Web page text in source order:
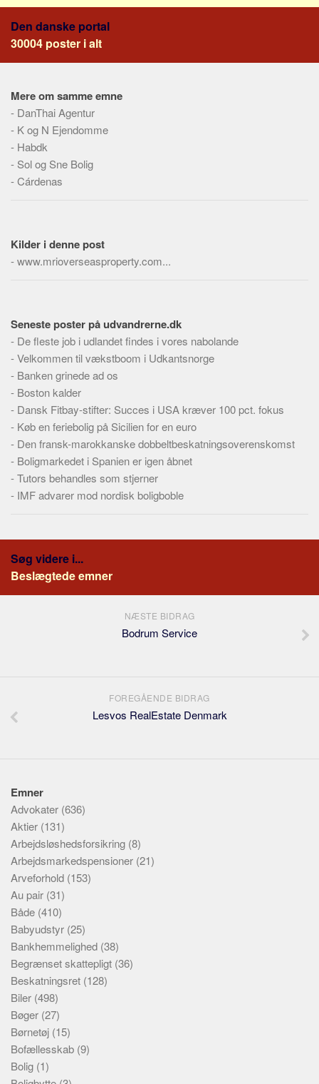
Alle
Meta
Emner
Skribenter
Personer
Steder
Webstedet
Bannere
Hjælp
Den danske portal
30004 poster i alt
Mere om samme emne
- DanThai Agentur
- K og N Ejendomme
- Habdk
- Sol og Sne Bolig
-Cárdenas
Kilder i denne post
-www.mrioverseasproperty.com...
Seneste poster på udvandrerne.dk
- De fleste job i udlandet findes i vores nabolande
-Velkommen til vækstboom i Udkantsnorge
- Banken grinede ad os
- Boston kalder
- Dansk Fitbay-stifter: Succes i USA kræver 100 pct. fokus
- Køb en feriebolig på Sicilien for en euro
- Den fransk-marokkanske dobbeltbeskatningsoverenskomst
- Boligmarkedet i Spanien er igen åbnet
-Tutors behandles som stjerner
- IMF advarer mod nordisk boligboble
Søg videre i...
Beslægtede emner
NÆSTE BIDRAG
Bodrum Service
FOREGÅENDE BIDRAG
Lesvos RealEstate Denmark
Emner
Advokater (636)
Aktier (131)
Arbejdsløshedsforsikring (8)
Arbejdsmarkedspensioner (21)
Arveforhold (153)
Au pair (31)
Både (410)
Babyudstyr (25)
Bankhemmelighed (38)
Begrænset skattepligt (36)
Beskatningsret (128)
Biler (498)
Bøger (27)
Børnetøj (15)
Bofællesskab (9)
Bolig (1)